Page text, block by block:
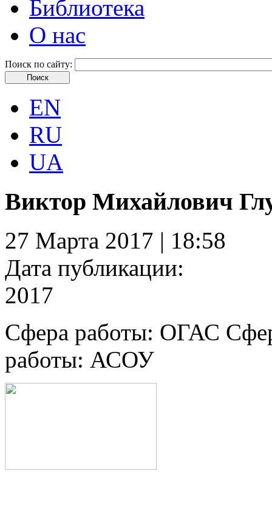
Библиотека
О нас
Поиск по сайту:
EN
RU
UA
Виктор Михайлович
27 Марта 2017 | 18:58
Дата публикации:
2017
Сфера работы: ОГАС
работы: АСОУ